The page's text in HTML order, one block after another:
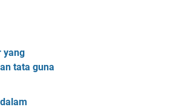
yang
tata guna